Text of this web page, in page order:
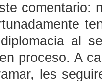
comentario:
al
proceso. A
les